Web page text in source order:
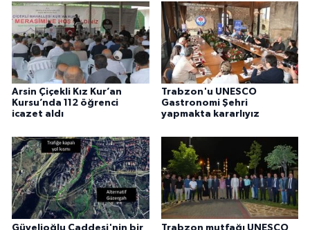
Arsin Çiçekli Kız Kur’an
Kursu’nda 112 öğrenci
icazet aldı
Trabzon'u UNESCO
Gastronomi Şehri
yapmakta kararlıyız
Güvelioğlu Caddesi'nin bir
Trabzon mutfağı UNESCO